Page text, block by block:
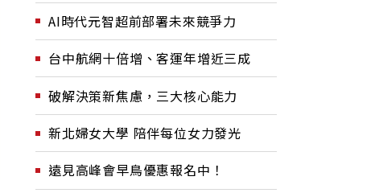
AI時代元智超前部署未來競爭力
台中航網十倍增、客運年增近三成
破解決策新焦慮，三大核心能力
新北婦女大學 陪伴每位女力發光
遠見高峰會早鳥優惠報名中！